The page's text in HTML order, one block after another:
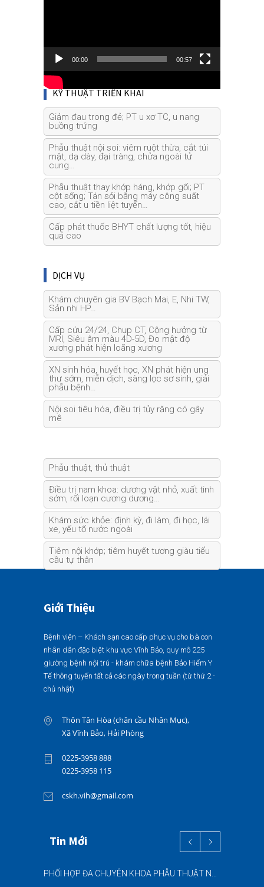
00:00 00:57
KỸ THUẬT TRIỂN KHAI
Giảm đau trong đẻ; PT u xơ TC, u nang
buồng trứng
Phẫu thuật nội soi: viêm ruột thừa, cắt túi
mật, dạ dày, đại tràng, chửa ngoài tử
cung…
Phẫu thuật thay khớp háng, khớp gối; PT
cột sống; Tán sỏi bằng máy công suất
cao, cắt u tiền liệt tuyến…
Cấp phát thuốc BHYT chất lượng tốt, hiệu
quả cao
DỊCH VỤ
Khám chuyên gia BV Bạch Mai, E, Nhi TW,
Sản nhi HP…
Cấp cứu 24/24, Chụp CT, Cộng hưởng từ
MRI, Siêu âm màu 4D-5D, Đo mật độ
xương phát hiện loãng xương
XN sinh hóa, huyết học, XN phát hiện ung
thư sớm, miễn dịch, sàng lọc sơ sinh, giải
phẫu bệnh…
Nội soi tiêu hóa, điều trị tủy răng có gây
mê
Phẫu thuật, thủ thuật
Điều trị nam khoa: dương vật nhỏ, xuất tinh
sớm, rối loạn cương dương…
Khám sức khỏe: định kỳ, đi làm, đi học, lái
xe, yếu tố nước ngoài
Tiêm nội khớp; tiêm huyết tương giàu tiểu
cầu tự thân
Giới Thiệu
Bệnh viện – Khách sạn cao cấp phục vụ cho bà con
nhân dân đặc biệt khu vực Vĩnh Bảo, quy mô 225
giường bệnh nội trú - khám chữa bệnh Bảo Hiểm Y
Tế thông tuyến tất cả các ngày trong tuần (từ thứ 2 -
chủ nhật)
Thôn Tân Hòa (chân cầu Nhân Mục),
Xã Vĩnh Bảo, Hải Phòng
0225-3958 888
0225-3958 115
cskh.vih@gmail.com
Tin Mới
PHỐI HỢP ĐA CHUYÊN KHOA PHẪU THUẬT NỘI SOI “2 TRONG 1” THÀNH CÔNG CHO BỆNH NHÂN 69 TUỔI MẮC ĐỒNG THỜI HAI BỆNH LÝ NẶNG